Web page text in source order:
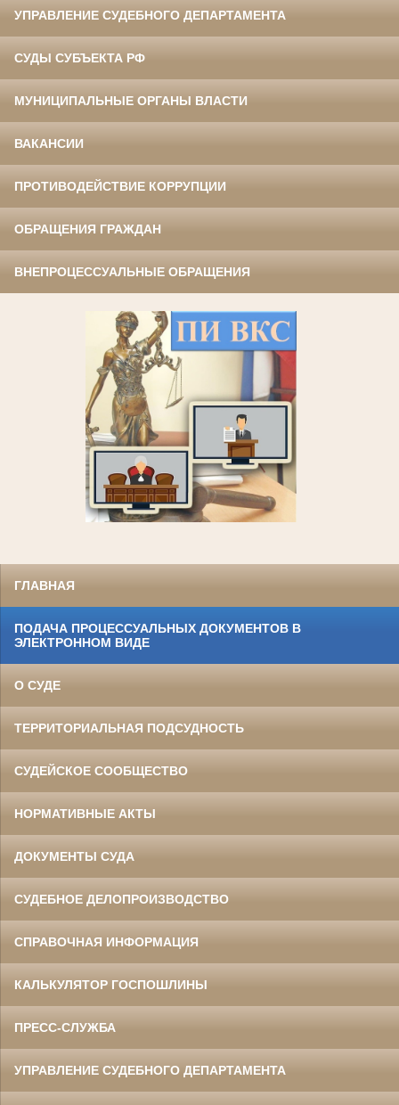
УПРАВЛЕНИЕ СУДЕБНОГО ДЕПАРТАМЕНТА
СУДЫ СУБЪЕКТА РФ
МУНИЦИПАЛЬНЫЕ ОРГАНЫ ВЛАСТИ
ВАКАНСИИ
ПРОТИВОДЕЙСТВИЕ КОРРУПЦИИ
ОБРАЩЕНИЯ ГРАЖДАН
ВНЕПРОЦЕССУАЛЬНЫЕ ОБРАЩЕНИЯ
ГЛАВНАЯ
ПОДАЧА ПРОЦЕССУАЛЬНЫХ ДОКУМЕНТОВ В
ЭЛЕКТРОННОМ ВИДЕ
О СУДЕ
ТЕРРИТОРИАЛЬНАЯ ПОДСУДНОСТЬ
СУДЕЙСКОЕ СООБЩЕСТВО
НОРМАТИВНЫЕ АКТЫ
ДОКУМЕНТЫ СУДА
СУДЕБНОЕ ДЕЛОПРОИЗВОДСТВО
СПРАВОЧНАЯ ИНФОРМАЦИЯ
КАЛЬКУЛЯТОР ГОСПОШЛИНЫ
ПРЕСС-СЛУЖБА
УПРАВЛЕНИЕ СУДЕБНОГО ДЕПАРТАМЕНТА